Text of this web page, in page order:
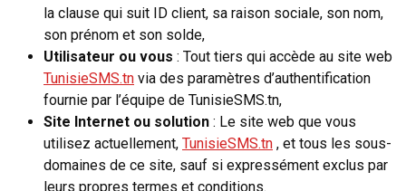
la clause qui suit ID client, sa raison sociale, son nom,
son prénom et son solde,
Utilisateur ou vous : Tout tiers qui accède au site web
TunisieSMS.tn via des paramètres d’authentification
fournie par l’équipe de TunisieSMS.tn,
Site Internet ou solution : Le site web que vous
utilisez actuellement, TunisieSMS.tn , et tous les sous-
domaines de ce site, sauf si expressément exclus par
leurs propres termes et conditions.